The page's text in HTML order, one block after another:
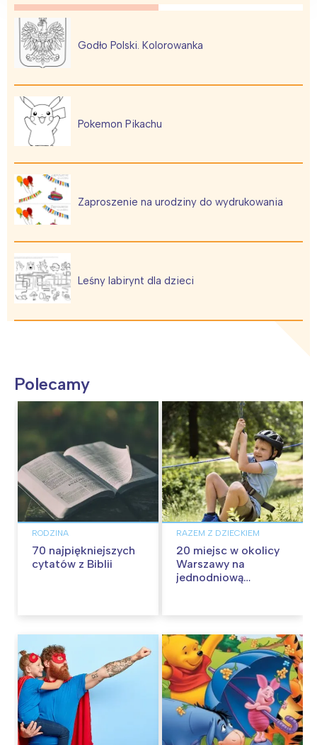
Godło Polski. Kolorowanka
Pokemon Pikachu
Zaproszenie na urodziny do wydrukowania
Leśny labirynt dla dzieci
Polecamy
RODZINA
70 najpiękniejszych
cytatów z Biblii
RAZEM Z DZIECKIEM
20 miejsc w okolicy
Warszawy na
jednodniową